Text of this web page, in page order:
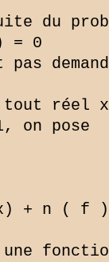
du
= 0
réel
on pose
+ n ( f )
une